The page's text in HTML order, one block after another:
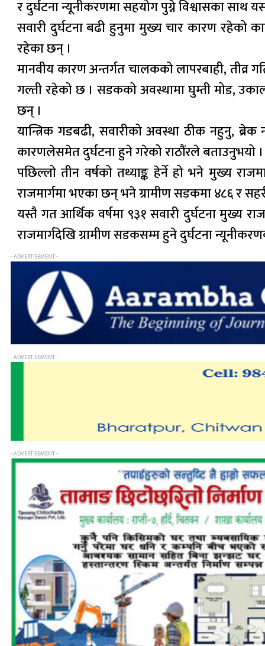
र दुर्घटना न्यूनीकरणमा सहयोग पुग्ने विश्वासका साथ
सवारी दुर्घटना बढी हुनुमा मुख्य चार कारण रहेको
रहेका छन् ।
मानवीय कारण अन्तर्गत चालकको लापरबाही,
गल्ती रहेको छ । सडकको अवस्थामा घुम्ती मोड,
छन् ।
यान्त्रिक गडबढी, सवारीको अवस्था ठीक नहुनु,
कारणलेसमेत दुर्घटना हुने गरेको राठौंरले बताउनुभयो ।
पछिल्लो तीन वर्षको तथ्याङ्क हेर्ने हो भने मुख्य
राजमार्गमा भएका छन् भने ग्रामीण सडकमा ४८६ र
यस्तै गत आर्थिक वर्षमा ९३१ सवारी दुर्घटना मुख्य
राजमार्गदेखि ग्रामीण सडकसम्म हुने दुर्घटना
- ADVERTISEMENT -
- ADVERTISEMENT -
- ADVERTISEMENT -